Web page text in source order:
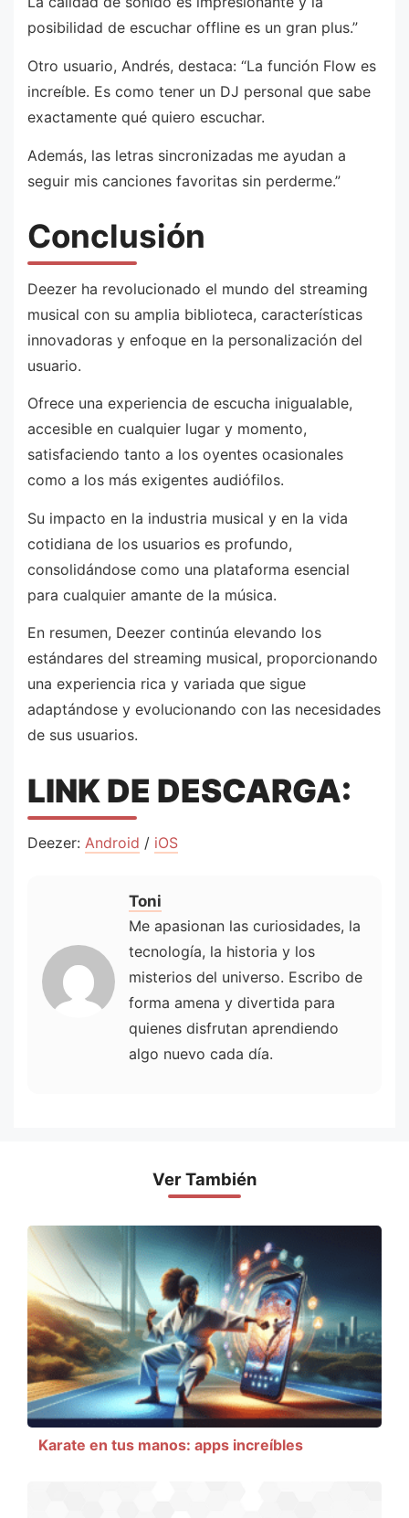
posibilidad de escuchar offline es un gran plus.”
Otro usuario, Andrés, destaca: “La función Flow es
increíble. Es como tener un DJ personal que sabe
exactamente qué quiero escuchar.
Además, las letras sincronizadas me ayudan a
seguir mis canciones favoritas sin perderme.”
Conclusión
Deezer ha revolucionado el mundo del streaming
musical con su amplia biblioteca, características
innovadoras y enfoque en la personalización del
usuario.
Ofrece una experiencia de escucha inigualable,
accesible en cualquier lugar y momento,
satisfaciendo tanto a los oyentes ocasionales
como a los más exigentes audiófilos.
Su impacto en la industria musical y en la vida
cotidiana de los usuarios es profundo,
consolidándose como una plataforma esencial
para cualquier amante de la música.
En resumen, Deezer continúa elevando los
estándares del streaming musical, proporcionando
una experiencia rica y variada que sigue
adaptándose y evolucionando con las necesidades
de sus usuarios.
LINK DE DESCARGA:
Deezer: Android / iOS
Toni
Me apasionan las curiosidades, la
tecnología, la historia y los
misterios del universo. Escribo de
forma amena y divertida para
quienes disfrutan aprendiendo
algo nuevo cada día.
Ver También
Karate en tus manos: apps increíbles